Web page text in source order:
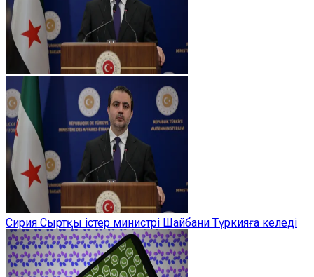
Сирия Сыртқы істер министрі Шайбани Түркияға келеді